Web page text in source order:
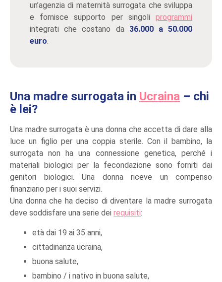
un’agenzia di maternità surrogata che sviluppa
e fornisce supporto per singoli programmi
integrati che costano da 36.000 a 50.000
euro.
Una madre surrogata in Ucraina – chi
è lei?
Una madre surrogata è una donna che accetta di dare alla
luce un figlio per una coppia sterile. Con il bambino, la
surrogata non ha una connessione genetica, perché i
materiali biologici per la fecondazione sono forniti dai
genitori biologici. Una donna riceve un compenso
finanziario per i suoi servizi.
Una donna che ha deciso di diventare la madre surrogata
deve soddisfare una serie dei requisiti:
età dai 19 ai 35 anni,
cittadinanza ucraina,
buona salute,
bambino / i nativo in buona salute,